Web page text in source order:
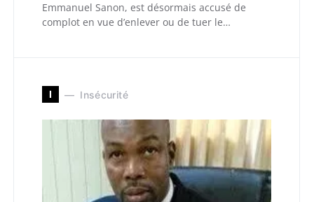
Emmanuel Sanon, est désormais accusé de
complot en vue d’enlever ou de tuer le…
I Insécurité